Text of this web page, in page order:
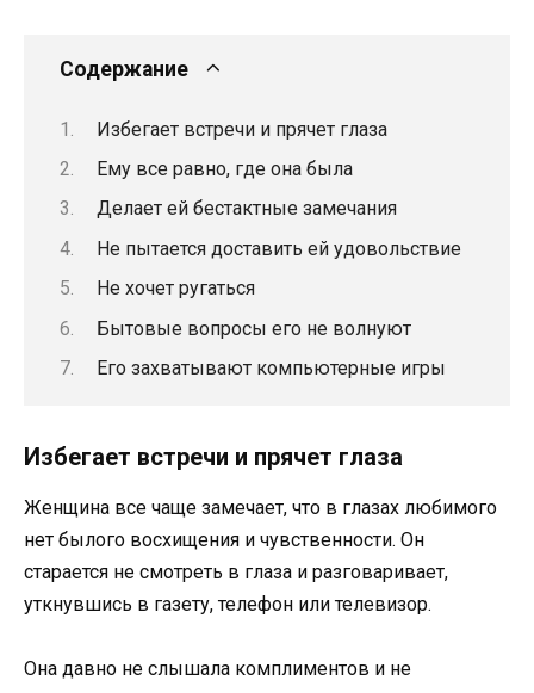
Содержание
Избегает встречи и прячет глаза
Ему все равно, где она была
Делает ей бестактные замечания
Не пытается доставить ей удовольствие
Не хочет ругаться
Бытовые вопросы его не волнуют
Его захватывают компьютерные игры
Избегает встречи и прячет глаза
Женщина все чаще замечает, что в глазах любимого
нет былого восхищения и чувственности. Он
старается не смотреть в глаза и разговаривает,
уткнувшись в газету, телефон или телевизор.
Она давно не слышала комплиментов и не